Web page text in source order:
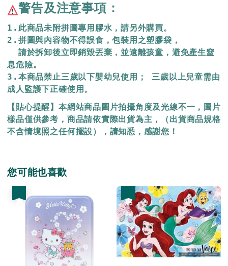
警告及注意事項：
1.此商品未附拼圖專用膠水，請另外購買。
2.拼圖與內容物不得誤食，包裝用之塑膠袋，
  請於拆卸後立即銷毀丟棄，
並遠離孩童，避免產生窒
息危險。
3.本商品禁止三歲以下嬰幼兒使用； 三歲以上兒童需由
成人監護下正確使用。
【貼心提醒】本網站商品圖片拍攝角度及光線不一，圖片
樣品僅供參考，商品請依實際出貨為主，（出貨商品規格
不含情境照之任何擺設），請知悉，感謝您！
您可能也喜歡